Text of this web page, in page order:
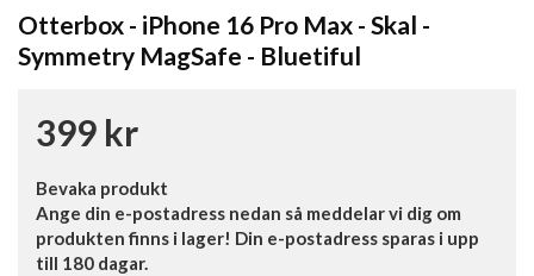
Otterbox - iPhone 16 Pro Max - Skal -
Symmetry MagSafe - Bluetiful
399 kr
Bevaka produkt
Ange din e-postadress nedan så meddelar vi dig om
produkten finns i lager! Din e-postadress sparas i upp
till 180 dagar.